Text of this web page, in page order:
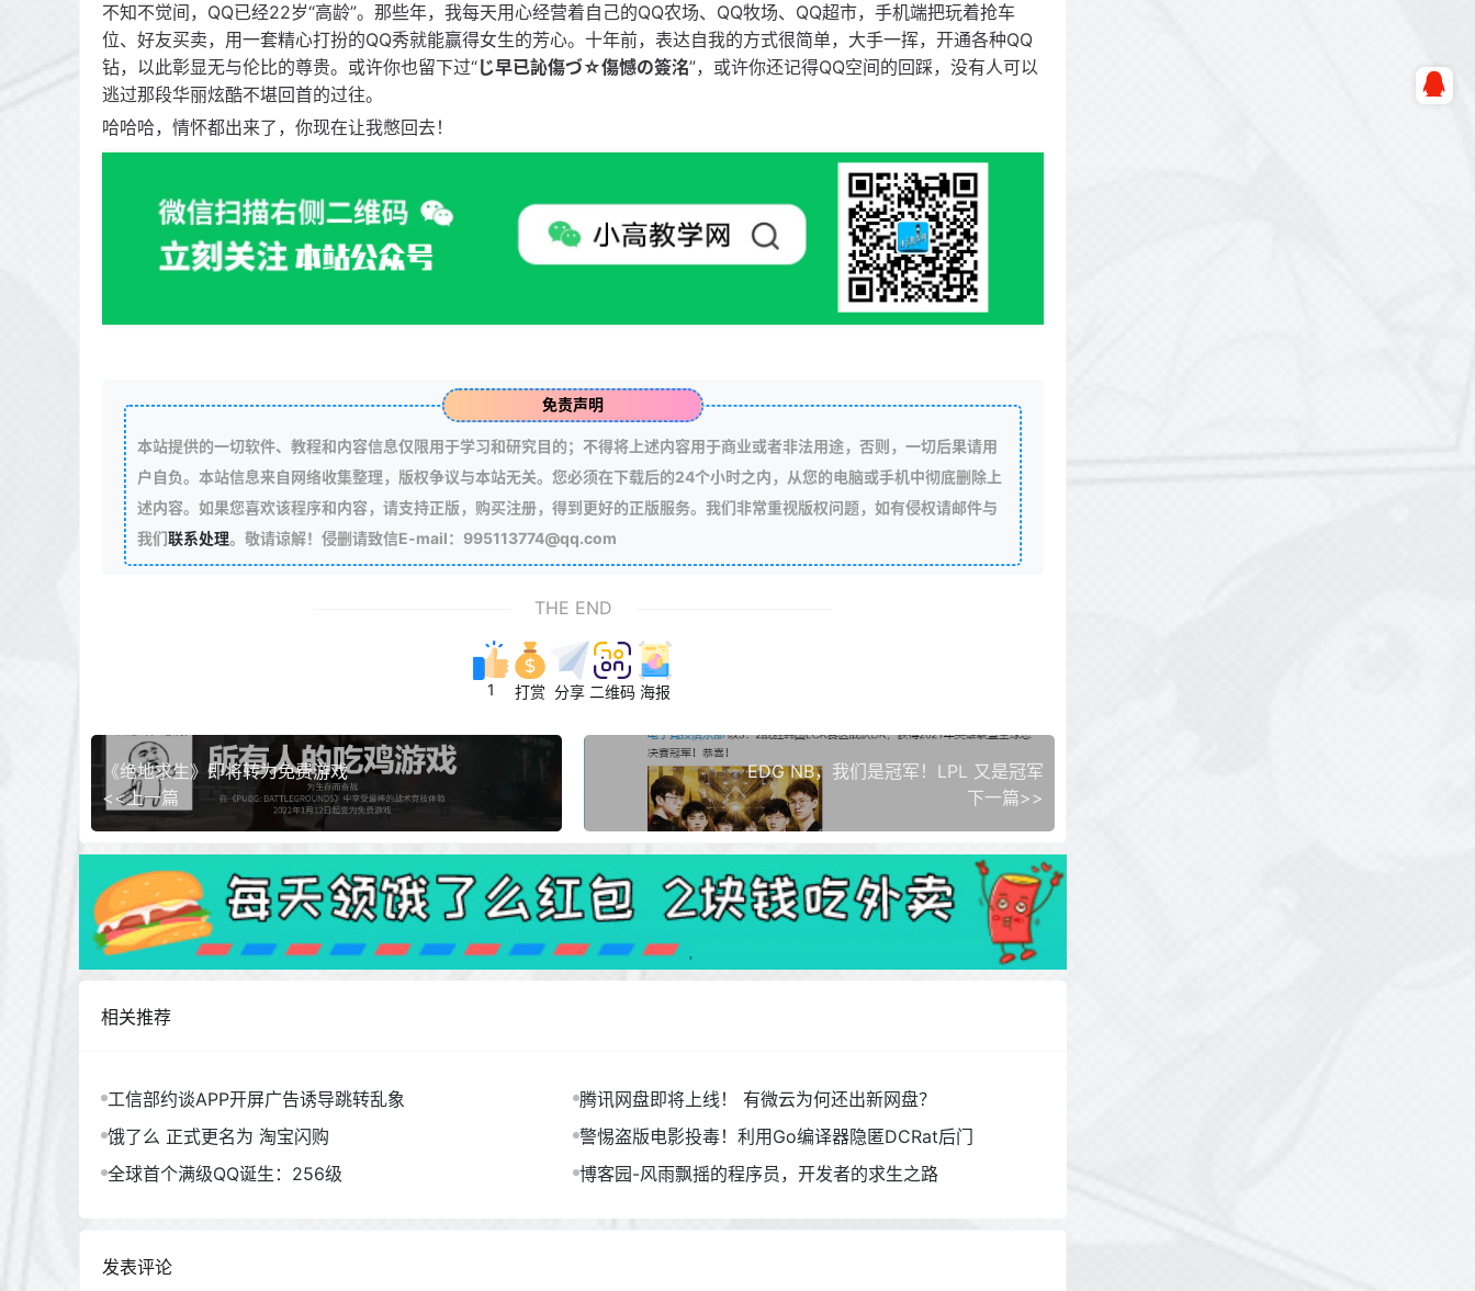
不知不觉间，QQ已经22岁“高龄”。那些年，我每天用心经营着自己的QQ农场、QQ牧场、QQ超市，手机端把玩着抢车
位、好友买卖，用一套精心打扮的QQ秀就能赢得女生的芳心。十年前，表达自我的方式很简单，大手一挥，开通各种QQ
钻，以此彰显无与伦比的尊贵。或许你也留下过“じ早已訫傷づ☆傷憾の簽洺”，或许你还记得QQ空间的回踩，没有人可以
逃过那段华丽炫酷不堪回首的过往。
哈哈哈，情怀都出来了，你现在让我憋回去！
免责声明
本站提供的一切软件、教程和内容信息仅限用于学习和研究目的；不得将上述内容用于商业或者非法用途，否则，一切后果请用
户自负。本站信息来自网络收集整理，版权争议与本站无关。您必须在下载后的24个小时之内，从您的电脑或手机中彻底删除上
述内容。如果您喜欢该程序和内容，请支持正版，购买注册，得到更好的正版服务。我们非常重视版权问题，如有侵权请邮件与
我们联系处理。敬请谅解！侵删请致信E-mail：995113774@qq.com
THE END
1 打赏 分享 二维码 海报
《绝地求生》即将转为免费游戏
<<上一篇
EDG NB，我们是冠军！LPL 又是冠军
下一篇>>
相关推荐
工信部约谈APP开屏广告诱导跳转乱象
腾讯网盘即将上线！ 有微云为何还出新网盘？
饿了么 正式更名为 淘宝闪购
警惕盗版电影投毒！利用Go编译器隐匿DCRat后门
全球首个满级QQ诞生：256级
博客园-风雨飘摇的程序员，开发者的求生之路
发表评论